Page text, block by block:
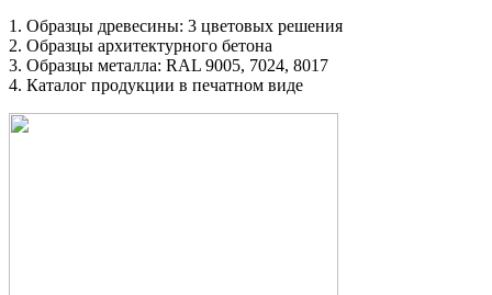
1. Образцы древесины: 3 цветовых решения
2. Образцы архитектурного бетона
3. Образцы металла: RAL 9005, 7024, 8017
4. Каталог продукции в печатном виде